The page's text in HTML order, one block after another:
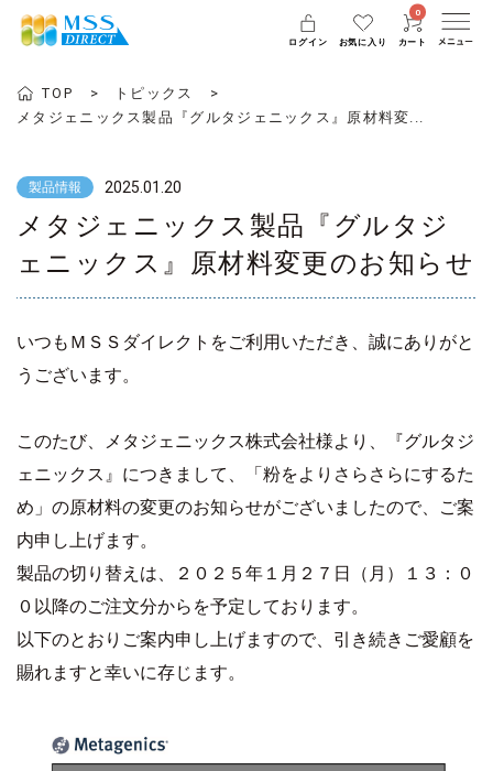
ログイン お気に入り
0
カート
TOP
トピックス
メタジェニックス製品『グルタジェニックス』原材料変...
製品情報 2025.01.20
メタジェニックス製品『グルタジ
ェニックス』原材料変更のお知らせ
いつもＭＳＳダイレクトをご利用いただき、誠にありがと
うございます。
このたび、メタジェニックス株式会社様より、『グルタジ
ェニックス』につきまして、「粉をよりさらさらにするた
め」の原材料の変更のお知らせがございましたので、ご案
内申し上げます。
製品の切り替えは、２０２５年１月２７日（月）１３：０
０以降のご注文分からを予定しております。
以下のとおりご案内申し上げますので、引き続きご愛顧を
賜れますと幸いに存じます。